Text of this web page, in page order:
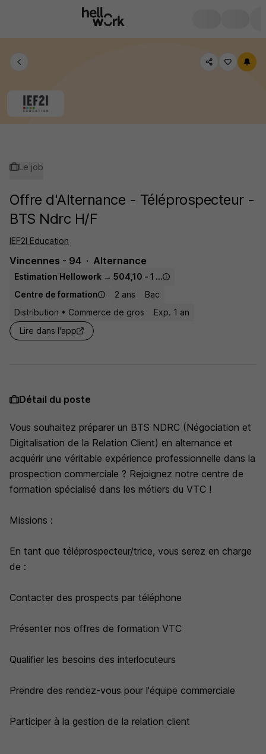
Le job
Offre d'Alternance - Téléprospecteur -
BTS Ndrc H/F
IEF2I Education
Vincennes - 94 Alternance
Estimation Hellowork → 504,10 - 1 867,02 € / mois
Centre de formation
2 ans
Bac
Distribution • Commerce de gros
Exp. 1 an
Lire dans l'app
Détail du poste
Vous souhaitez préparer un BTS NDRC (Négociation et
Digitalisation de la Relation Client) en alternance et
acquérir une véritable expérience professionnelle dans la
prospection commerciale ? Rejoignez notre centre de
formation spécialisé dans les métiers du VTC !
Missions :
En tant que téléprospecteur/trice, vous serez en charge
de :
Contacter des prospects par téléphone
Présenter nos offres de formation VTC
Qualifier les besoins des interlocuteurs
Prendre des rendez-vous pour l'équipe commerciale
Participer à la gestion de la relation client